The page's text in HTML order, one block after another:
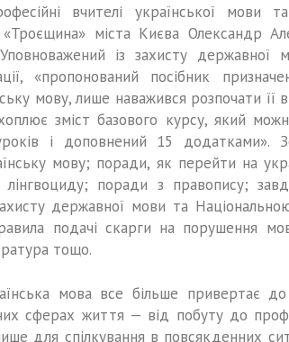
вчителі української мови та
«Троєщина» міста Києва Олександр
Уповноважений із захисту
«пропонований посібник
мову, лише наважився розпочати її
зміст базового курсу, який
і доповнений 15 додатками».
мову; поради, як перейти на
лінгвоциду; поради з правопису;
державної мови та
подачі скарги на порушення
тощо.
мова все більше привертає
сферах життя — від побуту до
для спілкування в повсякденних